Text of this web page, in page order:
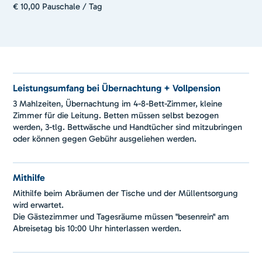
€ 10,00 Pauschale / Tag
Leistungsumfang bei Übernachtung + Vollpension
3 Mahlzeiten, Übernachtung im 4-8-Bett-Zimmer, kleine
Zimmer für die Leitung. Betten müssen selbst bezogen
werden, 3-tlg. Bettwäsche und Handtücher sind mitzubringen
oder können gegen Gebühr ausgeliehen werden.
Mithilfe
Mithilfe beim Abräumen der Tische und der Müllentsorgung
wird erwartet.
Die Gästezimmer und Tagesräume müssen "besenrein" am
Abreisetag bis 10:00 Uhr hinterlassen werden.